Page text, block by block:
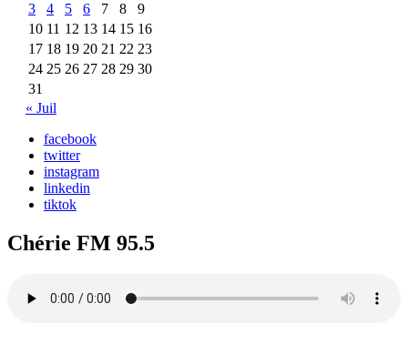
3
4 5 6 7 8
9
10 11 12 13 14 15 16
17 18 19 20 21 22 23
24 25 26 27 28 29 30
31
« Juil
facebook
twitter
instagram
linkedin
tiktok
Chérie FM 95.5